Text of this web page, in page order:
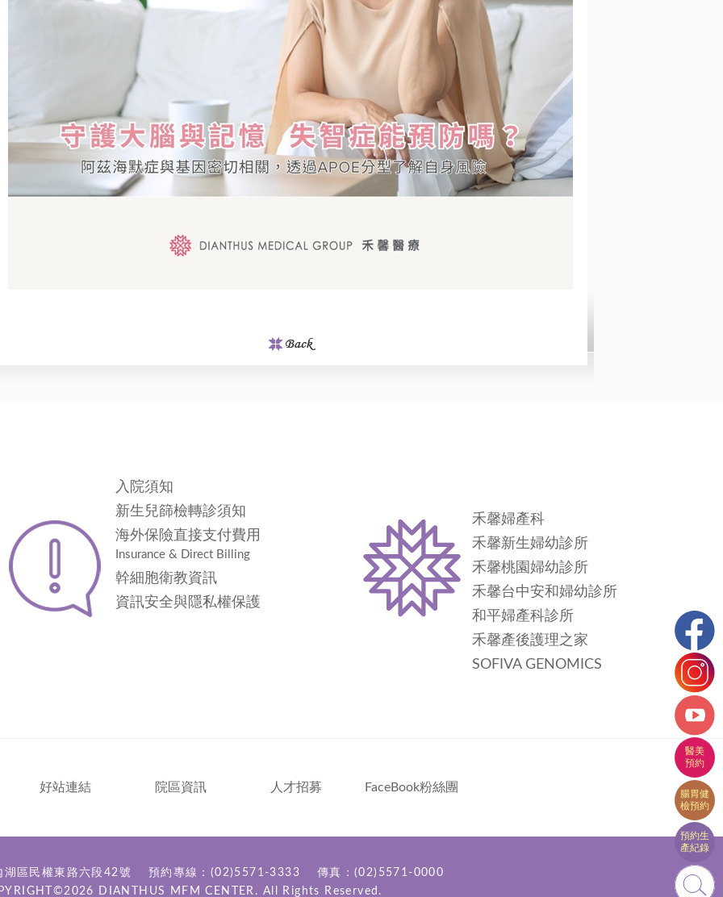
入院須知
新生兒篩檢轉診須知
海外保險直接支付費用
Insurance & Direct Billing
幹細胞衛教資訊
資訊安全與隱私權保護
禾馨婦產科
禾馨新生婦幼診所
禾馨桃園婦幼診所
禾馨台中安和婦幼診所
和平婦產科診所
禾馨產後護理之家
SOFIVA GENOMICS
好站連結 院區資訊 人才招募 FaceBook粉絲團
湖區民權東路六段42號 預約專線： (02)5571-3333
傳真：(02)5571-0000
DIANTHUS MFM CENTER. All Rights Reserved.